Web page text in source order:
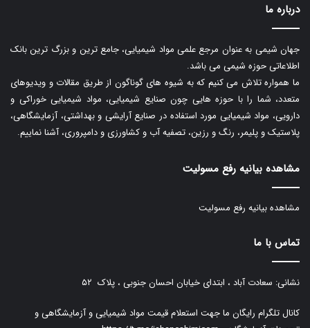
درباره ما
جهان شیمی به عنوان مرجع علمی مواد شیمیایی، جامع ترین و بزرگ ترین بانک
اطلاعاتی حوزه شیمی می باشد.
ما همواره تلاش می کنیم که به شیوه های گوناگون از طریق مقالات و ویدیوهای
متعدد، شما را با حوزه هایی چون صنایع شیمیایی، مواد شیمیایی خوراکی و
دارویی، مواد شیمیایی مورد استفاده در صنایع آرایشی و بهداشتی، آزمایشگاهی،
پلاستیک و پلیمر، رنگ و رزین، تصفیه آب و کشاورزی و دامپروری، آشنا نماییم.
مشاهده بیانیه رفع مسولیت
مشاهده بیانیه رفع مسولیت
تماس با ما
نشانی: سعادت آباد ، ابتدای خیابان احسان جنوبی ، پلاک ۵۲
کانال تلگرام رایگان ما جهت استعلام قیمت مواد شیمیایی و آزمایشگاهی و